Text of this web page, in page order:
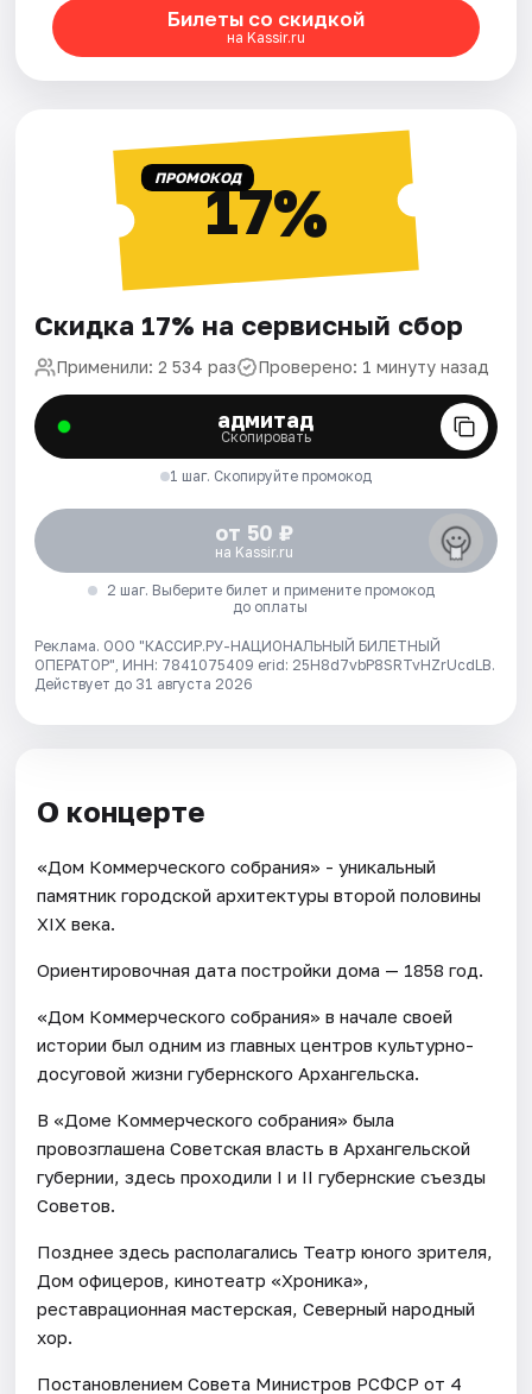
Билеты со скидкой
на Kassir.ru
ПРОМОКОД17%
Скидка 17% на сервисный сбор
Применили: 2 534 раз Проверено: 1 минуту назад
адмитад
Скопировать
1 шаг. Скопируйте промокод
от 50 ₽
на Kassir.ru
2 шаг. Выберите билет и примените промокод
до оплаты
Реклама. ООО "КАССИР.РУ-НАЦИОНАЛЬНЫЙ БИЛЕТНЫЙ
ОПЕРАТОР", ИНН: 7841075409 erid: 25H8d7vbP8SRTvHZrUcdLB.
Действует до 31 августа 2026
О концерте
«Дом Коммерческого собрания» - уникальный
памятник городской архитектуры второй половины
XIX века.
Ориентировочная дата постройки дома — 1858 год.
«Дом Коммерческого собрания» в начале своей
истории был одним из главных центров культурно-
досуговой жизни губернского Архангельска.
В «Доме Коммерческого собрания» была
провозглашена Советская власть в Архангельской
губернии, здесь проходили I и II губернские съезды
Советов.
Позднее здесь располагались Театр юного зрителя,
Дом офицеров, кинотеатр «Хроника»,
реставрационная мастерская, Северный народный
хор.
Постановлением Совета Министров РСФСР от 4